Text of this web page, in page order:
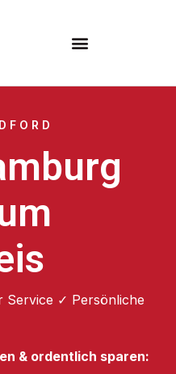
Service ✓ Persönliche
& ordentlich sparen: